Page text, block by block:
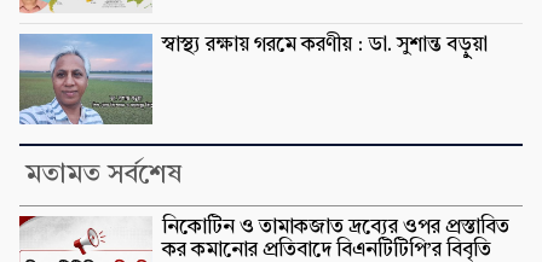
স্বাস্থ্য রক্ষায় গরমে করণীয় : ডা. সুশান্ত বড়ুুয়া
মতামত সর্বশেষ
নিকোটিন ও তামাকজাত দ্রব্যের ওপর প্রস্তাবিত
কর কমানোর প্রতিবাদে বিএনটিটিপি’র বিবৃতি